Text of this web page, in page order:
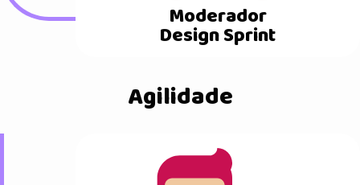
Moderador
Design Sprint
Agilidade